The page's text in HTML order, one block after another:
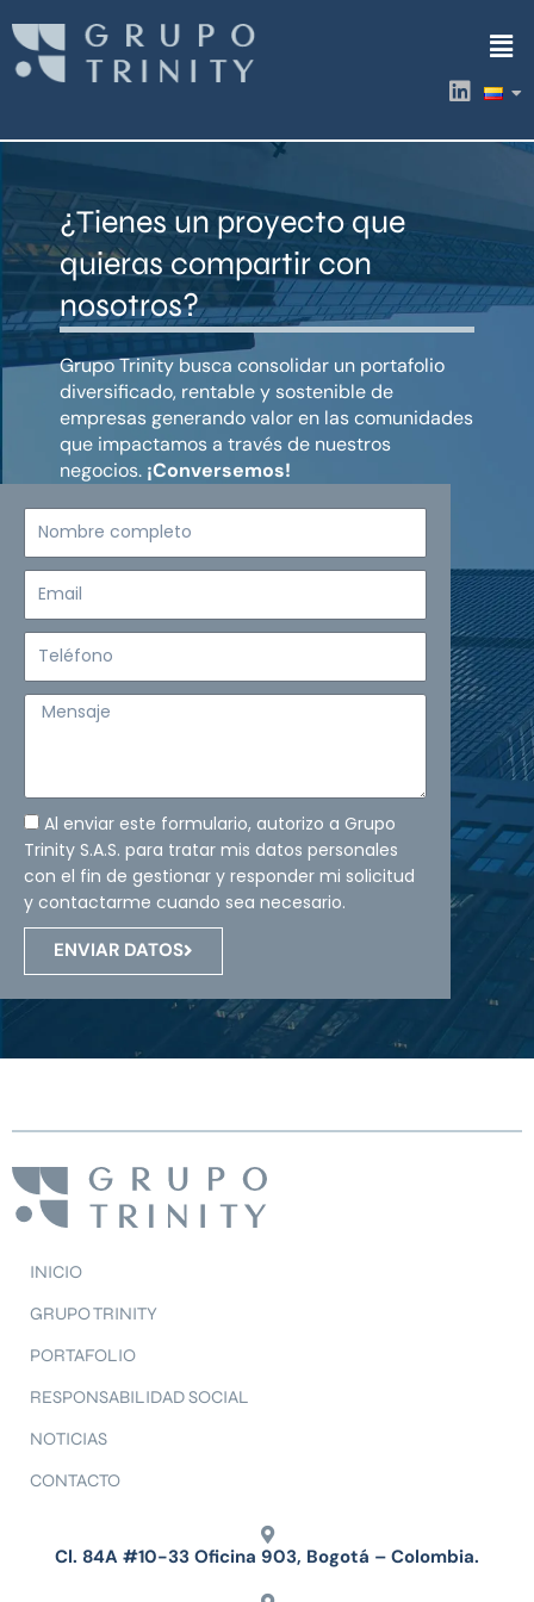
contenido
L
i
k
i
¿Tienes un proyecto que
quieras compartir con
nosotros?
Grupo Trinity busca consolidar un portafolio
diversificado, rentable y sostenible de
empresas generando valor en las comunidades
que impactamos a través de nuestros
negocios. ¡Conversemos!
Mensaje
Al enviar este formulario, autorizo a Grupo
Trinity S.A.S. para tratar mis datos personales
con el fin de gestionar y responder mi solicitud
y contactarme cuando sea necesario.
ENVIAR DATOS
INICIO
GRUPO TRINITY
PORTAFOLIO
RESPONSABILIDAD SOCIAL
NOTICIAS
CONTACTO
Cl. 84A #10-33 Oficina 903, Bogotá – Colombia.